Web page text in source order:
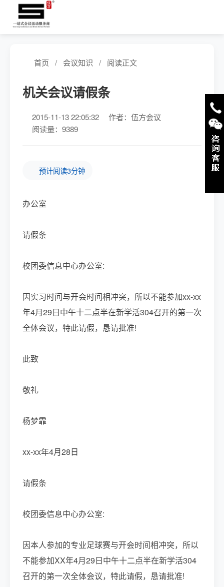
首页 / 会议知识 / 阅读正文
机关会议请假条
2015-11-13 22:05:32
作者：伍方会议
阅读量：9389
预计阅读3分钟
办公室
请假条
校团委信息中心办公室:
因实习时间与开会时间相冲突，所以不能参加xx-xx
年4月29日中午十二点半在新学活304召开的第一次
全体会议，特此请假，恳请批准!
此致
敬礼
杨梦霏
xx-xx年4月28日
请假条
校团委信息中心办公室:
因本人参加的专业足球赛与开会时间相冲突，所以
不能参加XX年4月29日中午十二点半在新学活304
召开的第一次全体会议，特此请假，恳请批准!